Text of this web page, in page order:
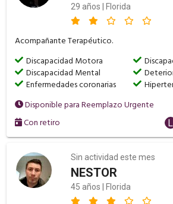
29 años | Florida
Acompañante Terapéutico.
Discapacidad Motora
Discapacidad Mental
Enfermedades coronarias
Disponible para Reemplazo Urgente
Con retiro
L
Sin actividad este mes
NESTOR
45 años | Florida